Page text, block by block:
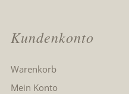
Kundenkonto
Warenkorb
Mein Konto